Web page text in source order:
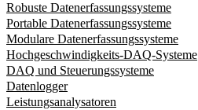
Robuste Datenerfassungssysteme
Portable Datenerfassungssysteme
Modulare Datenerfassungssysteme
Hochgeschwindigkeits-DAQ-Systeme
DAQ und Steuerungssysteme
Datenlogger
Leistungsanalysatoren